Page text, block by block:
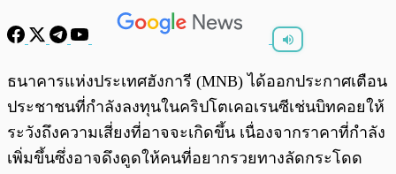
พร้อมเล่น
ธนาคารแห่งประเทศฮังการี (MNB) ได้ออกประกาศเตือน
ประชาชนที่กำลังลงทุนในคริปโตเคอเรนซีเช่นบิทคอยให้
ระวังถึงความเสี่ยงที่อาจจะเกิดขึ้น เนื่องจากราคาที่กำลัง
เพิ่มขึ้นซึ่งอาจดึงดูดให้คนที่อยากรวยทางลัดกระโดด